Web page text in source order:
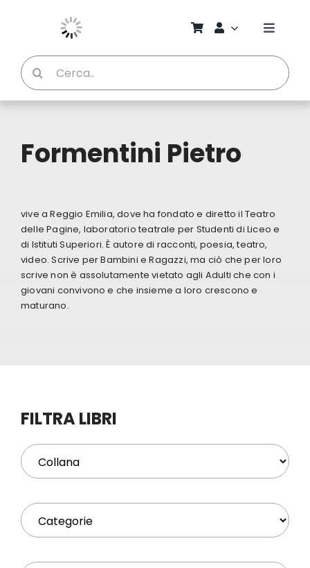
Toggle
Chi
Cerca
per:
Formentini Pietro
vive a Reggio Emilia, dove ha fondato e diretto il Teatro
delle Pagine, laboratorio teatrale per Studenti di Liceo e
di Istituti Superiori. È autore di racconti, poesia, teatro,
video. Scrive per Bambini e Ragazzi, ma ciò che per loro
scrive non è assolutamente vietato agli Adulti che con i
giovani convivono e che insieme a loro crescono e
maturano.
FILTRA LIBRI